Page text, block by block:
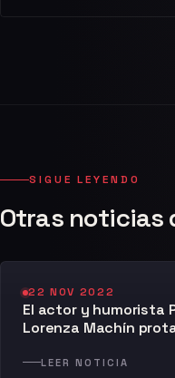
SIGUE LEYENDO
Otras noticias
22 NOV 2022
El actor y humorista
Lorenza Machín
LEER NOTICIA